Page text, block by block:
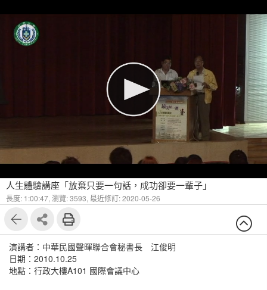
人生體驗講座「放棄只要一句話，成功卻要一輩子」
長度: 1:00:47, 瀏覽: 3593, 最近修訂: 2020-05-26
演講者：中華民國聲暉聯合會秘書長 江俊明
日期：2010.10.25
地點：行政大樓A101 國際會議中心